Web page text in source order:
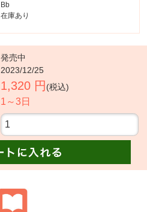
Bb
在庫あり
発売中
2023/12/25
1,320 円 (税込)
1～3日